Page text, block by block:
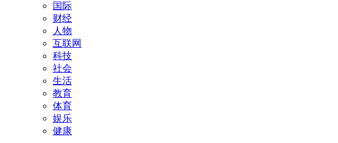
国际
财经
人物
互联网
科技
社会
生活
教育
体育
娱乐
健康